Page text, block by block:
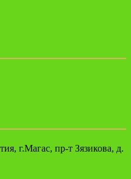
г.Магас, пр-т Зязикова, д.